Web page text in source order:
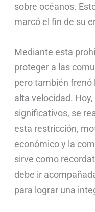
sobre océanos.
marcó el fin de su
Mediante esta
proteger a las
pero también frenó
alta velocidad.
significativos, se
esta restricción,
económico y la
sirve como
debe ir
para lograr una